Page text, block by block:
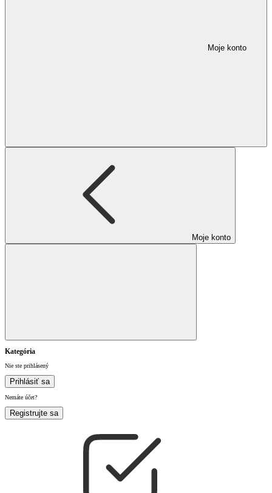
Moje konto
Moje konto
Kategória
Nie ste prihlásený
Prihlásiť sa
Nemáte účet?
Registrujte sa